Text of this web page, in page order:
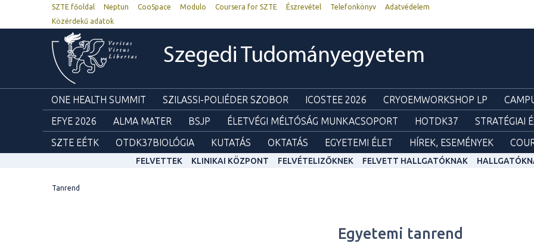
SZTE főoldal Neptun CooSpace Modulo Coursera for SZTE Észrevétel Telefonkönyv
Adatvédelem
Közérdekű adatok
Szegedi Tudományegyetem
ONE HEALTH SUMMIT SZILASSI-POLIÉDER SZOBOR ICOSTEE 2026 CRYOEMWORKSHOP LP
EFYE 2026
ALMA MATER BSJP ÉLETVÉGI MÉLTÓSÁG MUNKACSOPORT HOTDK37 STRATÉGIAI
SZTE EÉTK
OTDK37BIOLÓGIA KUTATÁS OKTATÁS EGYETEMI ÉLET HÍREK, ESEMÉNYEK
FELVETTEK KLINIKAI KÖZPONT FELVÉTELIZŐKNEK FELVETT HALLGATÓKNAK
Tanrend
Egyetemi tanrend